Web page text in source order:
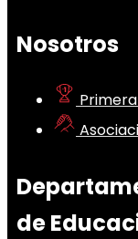
Nosotros
de